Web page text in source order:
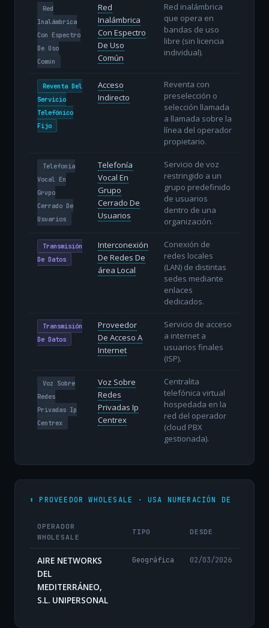
Red
Inalámbrica
Con Espectro
De Uso
Común
Red
Inalámbrica
Con Espectro
De Uso
Común
Red inalámbrica
que opera en
bandas de uso
libre (sin licencia
individual).
Reventa Del
Servicio
Telefónico
Fijo
Acceso
Indirecto
Reventa con
preselección o
selección llamada
a llamada sobre la
línea del operador
propietario.
Telefonía
Vocal En
Grupo
Cerrado De
Usuarios
Telefonía
Vocal En
Grupo
Cerrado De
Usuarios
Servicio de voz
restringido a un
grupo predefinido
de usuarios
dentro de una
organización.
Transmisión
De Datos
Interconexión
De Redes De
área Local
Conexión de
redes locales
(LAN) de distintas
sedes mediante
enlaces
dedicados.
Transmisión
De Datos
Proveedor
De Acceso A
Internet
Servicio de acceso
a internet a
usuarios finales
(ISP).
Voz Sobre
Redes
Privadas Ip
Centrex
Voz Sobre
Redes
Privadas Ip
Centrex
Centralita
telefónica virtual
hospedada en la
red del operador
(cloud PBX
gestionada).
⬆️ PROVEEDOR WHOLESALE · USA NUMERACIÓN DE
OPERADOR
WHOLESALE
TIPO DESDE
AIRE NETWORKS
DEL
MEDITERRÁNEO,
S.L. UNIPERSONAL
Geográfica 02/03/2026